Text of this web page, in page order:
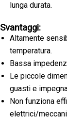
lunga durata.
Svantaggi:
Altamente
temperatura.
Bassa
Le piccole
guasti e
Non funziona
elettrici/